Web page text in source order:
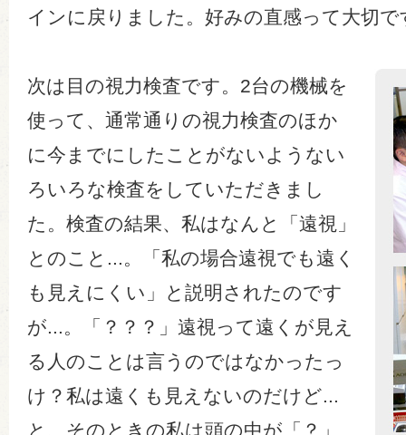
インに戻りました。好みの直感って大切で
次は目の視力検査です。2台の機械を
使って、通常通りの視力検査のほか
に今までにしたことがないようない
ろいろな検査をしていただきまし
た。検査の結果、私はなんと「遠視」
とのこと...。「私の場合遠視でも遠く
も見えにくい」と説明されたのです
が...。「？？？」遠視って遠くが見え
る人のことは言うのではなかったっ
け？私は遠くも見えないのだけど...
と、そのときの私は頭の中が「？」